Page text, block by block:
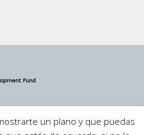
S.L.MVSCADA· Aviso Legal·
·Contacto
un plano y que puedas